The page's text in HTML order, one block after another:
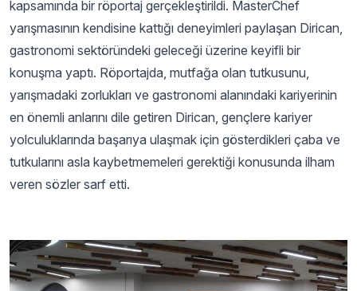
kapsamında bir röportaj gerçekleştirildi. MasterChef
yarışmasının kendisine kattığı deneyimleri paylaşan Dirican,
gastronomi sektöründeki geleceği üzerine keyifli bir
konuşma yaptı. Röportajda, mutfağa olan tutkusunu,
yarışmadaki zorlukları ve gastronomi alanındaki kariyerinin
en önemli anlarını dile getiren Dirican, gençlere kariyer
yolculuklarında başarıya ulaşmak için gösterdikleri çaba ve
tutkularını asla kaybetmemeleri gerektiği konusunda ilham
veren sözler sarf etti.